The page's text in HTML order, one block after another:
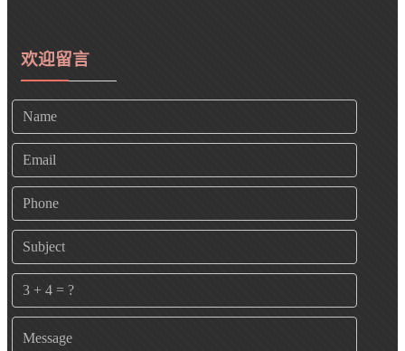
欢迎留言